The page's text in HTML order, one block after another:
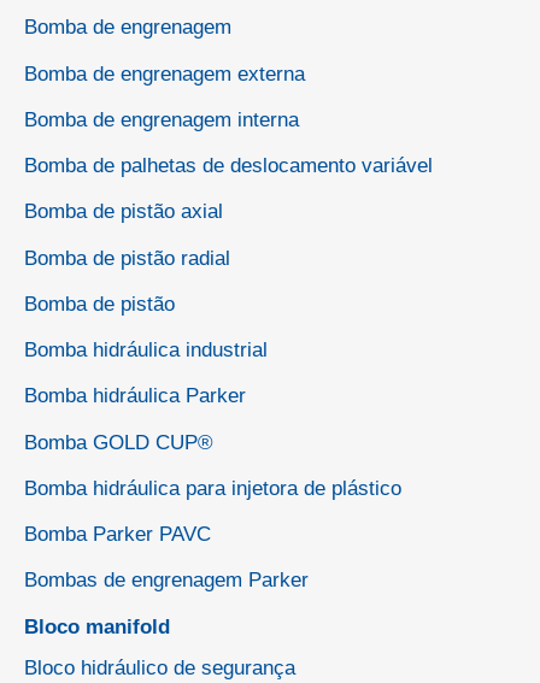
Bomba de engrenagem
Bomba de engrenagem externa
Bomba de engrenagem interna
Bomba de palhetas de deslocamento variável
Bomba de pistão axial
Bomba de pistão radial
Bomba de pistão
Bomba hidráulica industrial
Bomba hidráulica Parker
Bomba GOLD CUP®
Bomba hidráulica para injetora de plástico
Bomba Parker PAVC
Bombas de engrenagem Parker
Bloco manifold
Bloco hidráulico de segurança